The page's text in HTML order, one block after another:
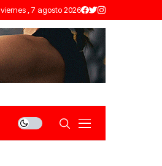
viernes , 7 agosto 2026